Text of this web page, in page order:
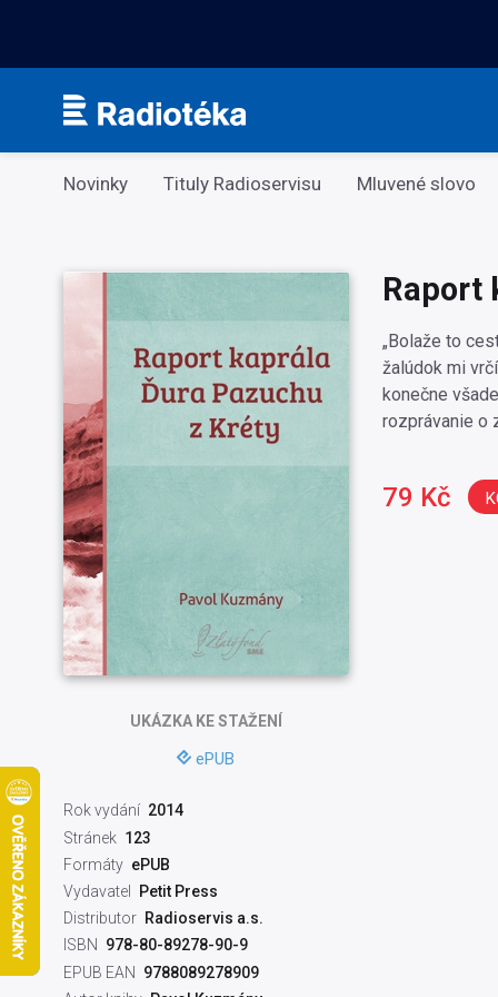
Kategorie
Novinky Tituly Radioservisu Mluvené slovo
UKÁZKAKE STAŽENÍ
ePUB
Rok vydání 2014
Stránek 123
Formáty ePUB
Vydavatel
Petit Press
Distributor Radioservis a.s.
ISBN
978-80-89278-90-9
EPUB EAN 9788089278909
Raport
„Bolaže to
žalúdok mi
konečne
rozprávanie o
79 Kč